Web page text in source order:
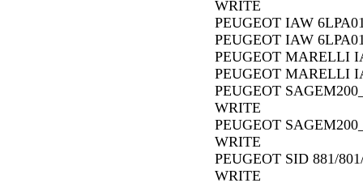
WRITE
PEUGEOT IAW
PEUGEOT IAW
PEUGEOT MARELLI
PEUGEOT MARELLI
PEUGEOT
WRITE
PEUGEOT
WRITE
PEUGEOT SID 881/
WRITE